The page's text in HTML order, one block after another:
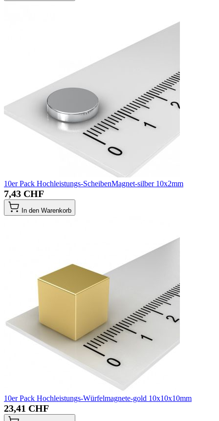
10er Pack Hochleistungs-ScheibenMagnet-silber 10x2mm
7,43 CHF
In den Warenkorb
10er Pack Hochleistungs-Würfelmagnete-gold 10x10x10mm
23,41 CHF